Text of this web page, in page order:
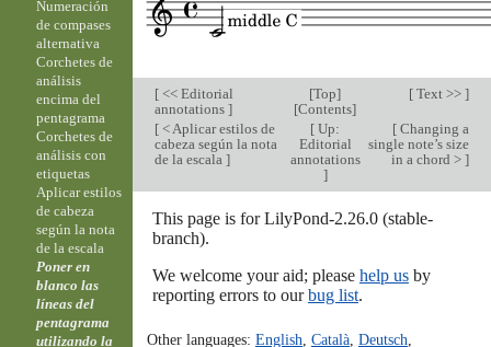
[<< Editorial
annotations ]
[Top]
[Contents]
[Text >> ]
[< Aplicar estilos de
cabeza según la nota
de la escala ]
[ Up:
Editorial
annotations
]
[Changing a
single note’s size
in a chord > ]
This page is for LilyPond-2.26.0 (stable-
branch).
We welcome your aid; please help usby
reporting errors to ourbug list.
Other languages: English Català, Deutsch
Numeración
de compases
alternativa
Corchetes de
análisis
encima del
pentagrama
Corchetes de
análisis con
etiquetas
Aplicar estilos
de cabeza
según la nota
de la escala
Poner en
blanco las
líneas del
pentagrama
utilizando la